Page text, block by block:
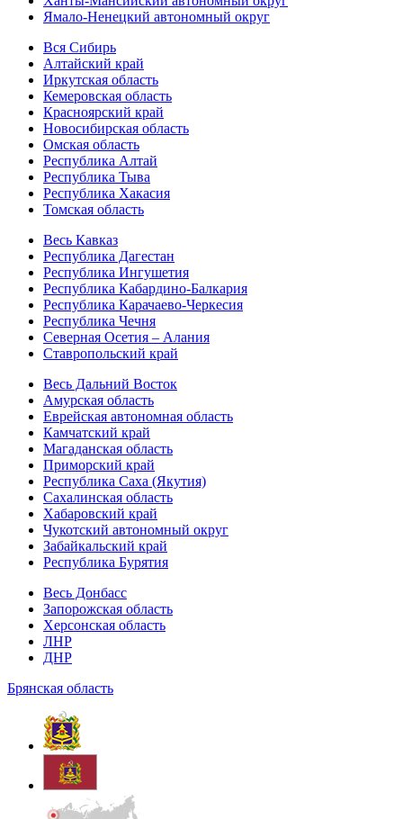
Ямало-Ненецкий автономный округ
Вся Сибирь
Алтайский край
Иркутская область
Кемеровская область
Красноярский край
Новосибирская область
Омская область
Республика Алтай
Республика Тыва
Республика Хакасия
Томская область
Весь Кавказ
Республика Дагестан
Республика Ингушетия
Республика Кабардино-Балкария
Республика Карачаево-Черкесия
Республика Чечня
Северная Осетия – Алания
Ставропольский край
Весь Дальний Восток
Амурская область
Еврейская автономная область
Камчатский край
Магаданская область
Приморский край
Республика Саха (Якутия)
Сахалинская область
Хабаровский край
Чукотский автономный округ
Забайкальский край
Республика Бурятия
Весь Донбасс
Запорожская область
Херсонская область
ЛНР
ДНР
Брянская область